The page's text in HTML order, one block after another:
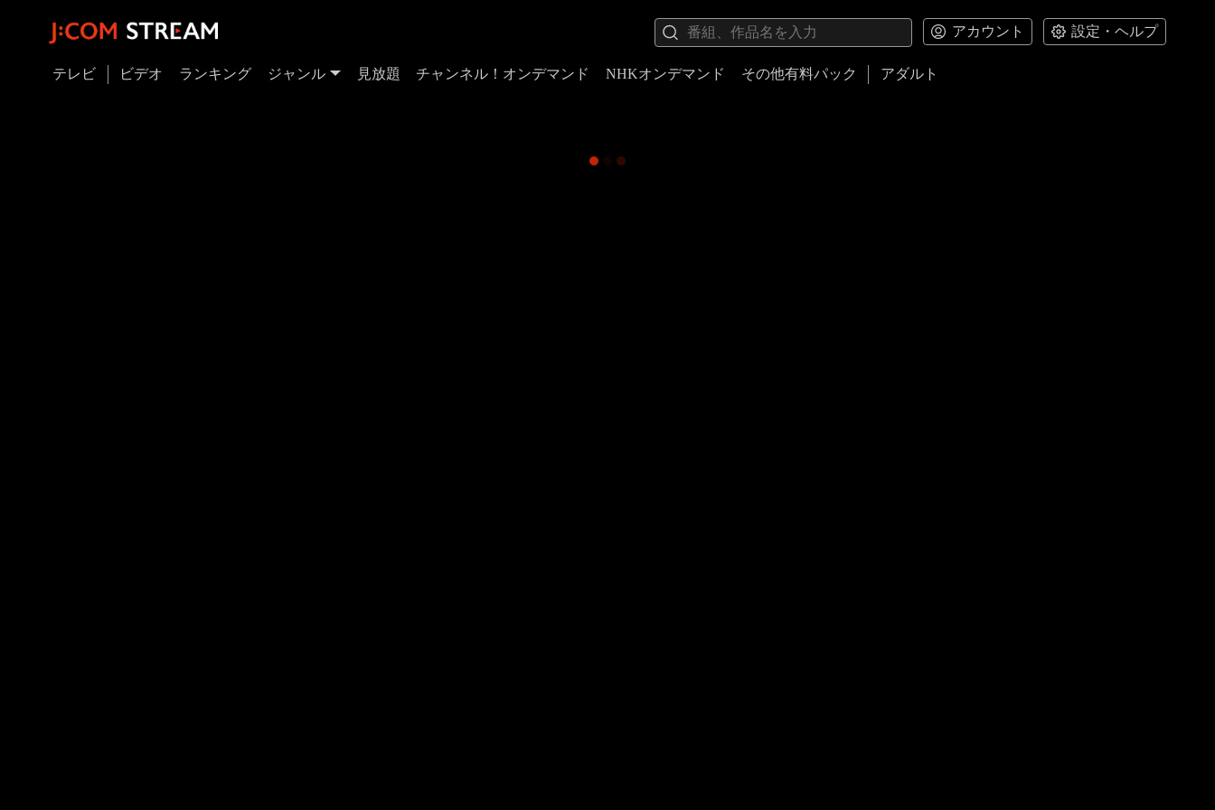
アカウント 設定・ヘルプ
テレビ ビデオ ランキング ジャンル 見放題 チャンネル！オンデマンド NHKオンデマンド その他有料パック アダルト